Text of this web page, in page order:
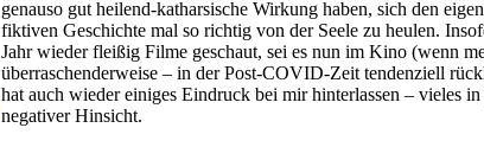
genauso gut heilend-katharsische Wirkung haben, sich den
fiktiven Geschichte mal so richtig von der Seele zu heulen.
Jahr wieder fleißig Filme geschaut, sei es nun im Kino (wenn
überraschenderweise – in der Post-COVID-Zeit tendenziell
hat auch wieder einiges Eindruck bei mir hinterlassen – vieles
negativer Hinsicht.